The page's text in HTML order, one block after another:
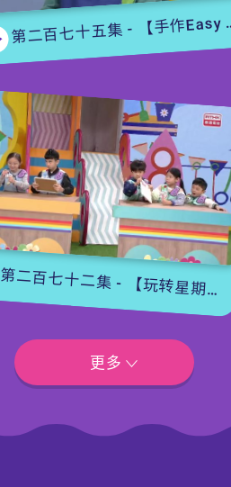
第二百七十五集 - 【手作Easy Job】 盆栽磨菇 【Yummy Time】仲夏蝴蝶粉
第二百七十二集 - 【玩转星期五】眼力大挑战
更多